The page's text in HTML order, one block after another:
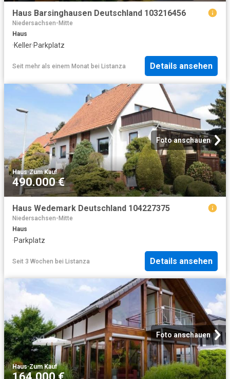
Haus Barsinghausen Deutschland 103216456
Niedersachsen-Mitte
Haus
·Keller·Parkplatz
Seit mehr als einem Monat bei Listanza Details ansehen
Foto anschauen
Haus·Zum Kauf
490.000 €
Haus Wedemark Deutschland 104227375
Niedersachsen-Mitte
Haus
·Parkplatz
Seit 3 Wochen bei Listanza Details ansehen
Foto anschauen
Haus·Zum Kauf